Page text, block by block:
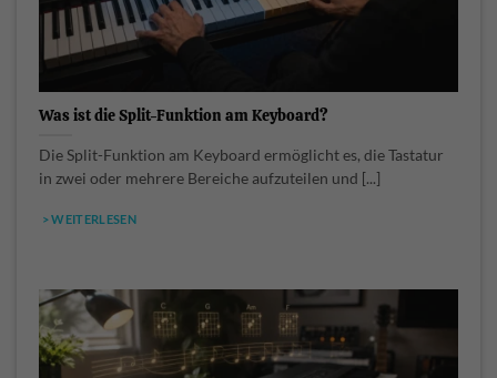
Was ist die Split-Funktion am Keyboard?
Die Split-Funktion am Keyboard ermöglicht es, die Tastatur
in zwei oder mehrere Bereiche aufzuteilen und [...]
> WEITERLESEN